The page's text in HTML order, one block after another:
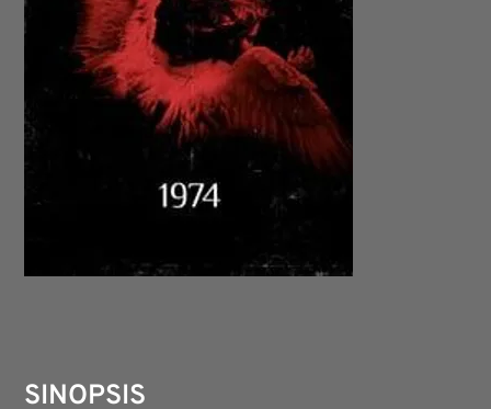
SINOPSIS